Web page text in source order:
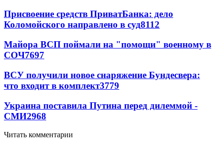
Присвоение средств ПриватБанка: дело
Коломойского направлено в суд8112
Майора ВСП поймали на "помощи" военному в
СОЧ7697
ВСУ получили новое снаряжение Бундесвера:
что входит в комплект3779
Украина поставила Путина перед дилеммой -
СМИ2968
Читать комментарии